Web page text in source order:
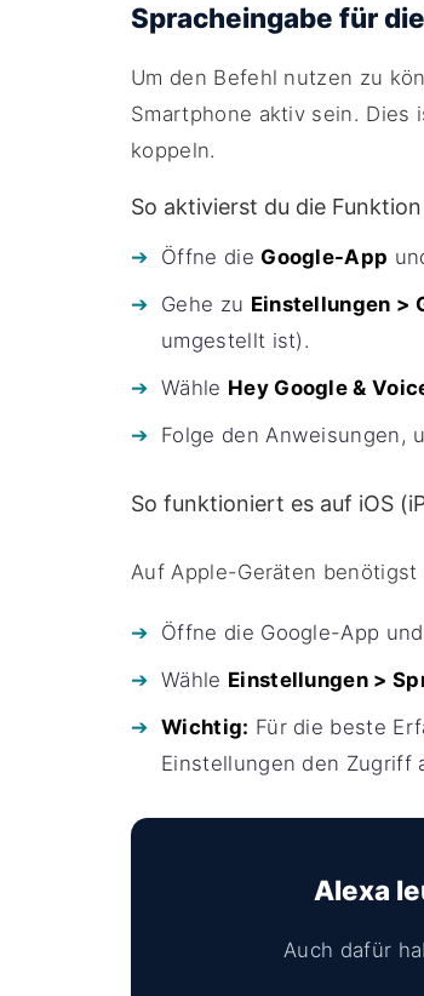
Spracheingabe für
Um den Befehl nutzen zu
Smartphone aktiv sein. Dies
koppeln.
So aktivierst du die
Öffne die Google-App
Gehe zu Einstellungen >
umgestellt ist).
Wähle Hey Google &
Folge den Anweisungen,
So funktioniert es auf iOS
Auf Apple-Geräten
Öffne die Google-App
Wähle Einstellungen >
Wichtig: Für die beste
Einstellungen den Zugriff
Alexa
Auch dafür